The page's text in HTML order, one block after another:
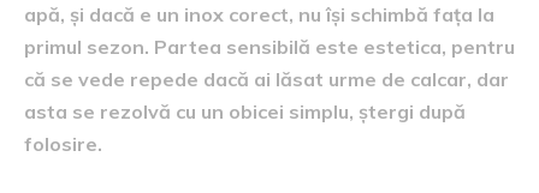
apă, și dacă e un inox corect, nu își schimbă fața la
primul sezon. Partea sensibilă este estetica, pentru
că se vede repede dacă ai lăsat urme de calcar, dar
asta se rezolvă cu un obicei simplu, ștergi după
folosire.